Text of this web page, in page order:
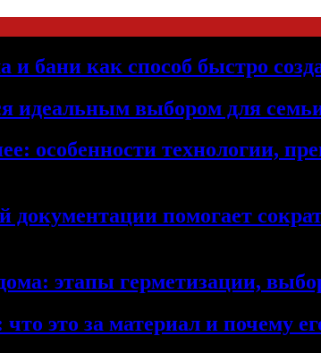
и бани как способ быстро
идеальным выбором для
особенности технологии,
документации помогает
этапы герметизации,
это за материал и почему